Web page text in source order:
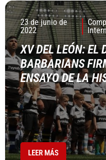
23 de junio de
2022
XV DEL LEÓN: EL
BARBARIANS
ENSAYO DE LA
LEER MÁS